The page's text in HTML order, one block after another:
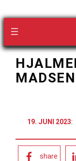
MADSEN
19. JUNI 2023:
share